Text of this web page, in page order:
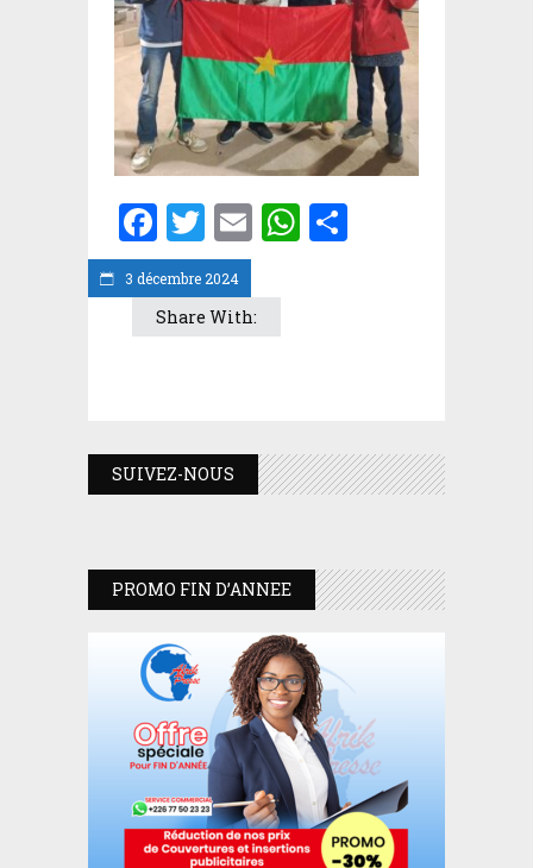
3 décembre 2024
Facebook
Twitter
EmailWhatsApp
Share With:
SUIVEZ-NOUS
PROMO FIN D’ANNEE